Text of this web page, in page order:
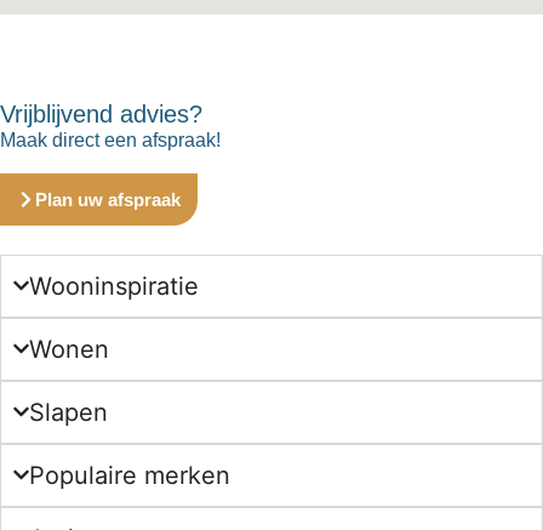
Vrijblijvend advies?
Maak direct een afspraak!
Plan uw afspraak
Wooninspiratie
Wonen
Slapen
Populaire merken